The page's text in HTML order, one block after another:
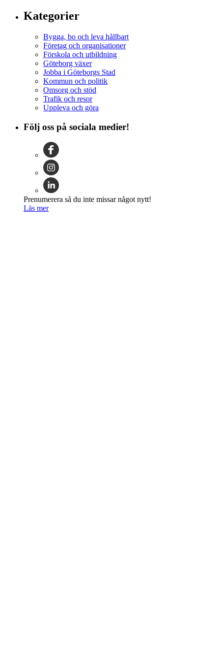
Kategorier
Bygga, bo och leva hållbart
Företag och organisationer
Förskola och utbildning
Göteborg växer
Jobba i Göteborgs Stad
Kommun och politik
Omsorg och stöd
Trafik och resor
Uppleva och göra
Följ oss på sociala medier!
Prenumerera så du inte missar något nytt!
Läs mer